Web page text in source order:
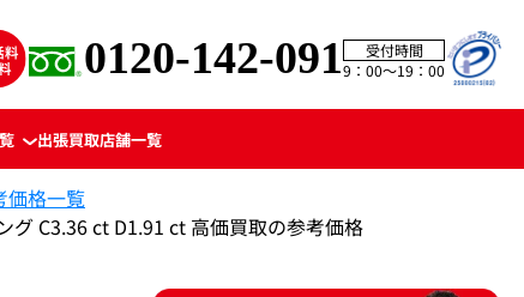
0120-142-091
受付時間
9：00〜19：00
出張買取店舗一覧
価格一覧
グ C3.36 ct D1.91 ct 高価買取の参考価格